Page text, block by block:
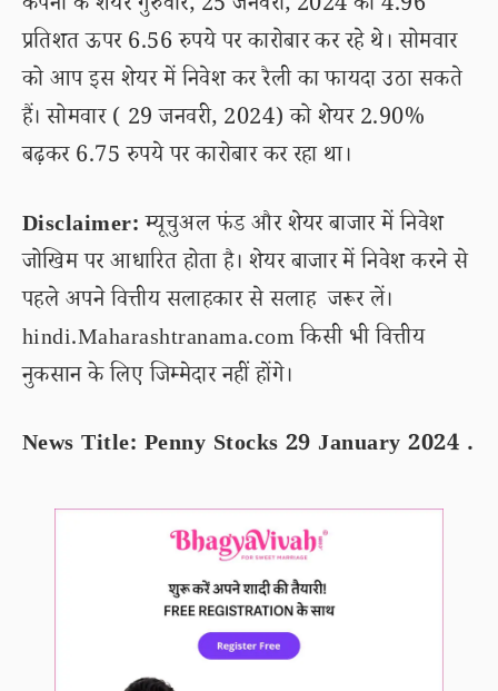
प्रतिशत ऊपर 6.56 रुपये पर कारोबार कर रहे थे। सोमवार
को आप इस शेयर में निवेश कर रैली का फायदा उठा सकते
हैं। सोमवार ( 29 जनवरी, 2024) को शेयर 2.90%
बढ़कर 6.75 रुपये पर कारोबार कर रहा था।
Disclaimer:म्यूचुअल फंड और शेयर बाजार में निवेश
जोखिम पर आधारित होता है। शेयर बाजार में निवेश करने से
पहले अपने वित्तीय सलाहकार से सलाह जरूर लें।
hindi.Maharashtranama.com किसी भी वित्तीय
नुकसान के लिए जिम्मेदार नहीं होंगे।
News Title: Penny Stocks 29 January 2024 .